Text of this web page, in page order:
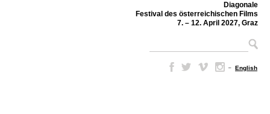
Diagonale
Festival des österreichischen Films
7. – 12. April 2027, Graz
– English